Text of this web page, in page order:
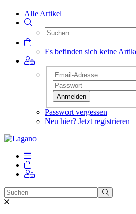
Alle Artikel
Es befinden sich keine
Anmelden
Passwort vergessen
Neu hier? Jetzt registrieren